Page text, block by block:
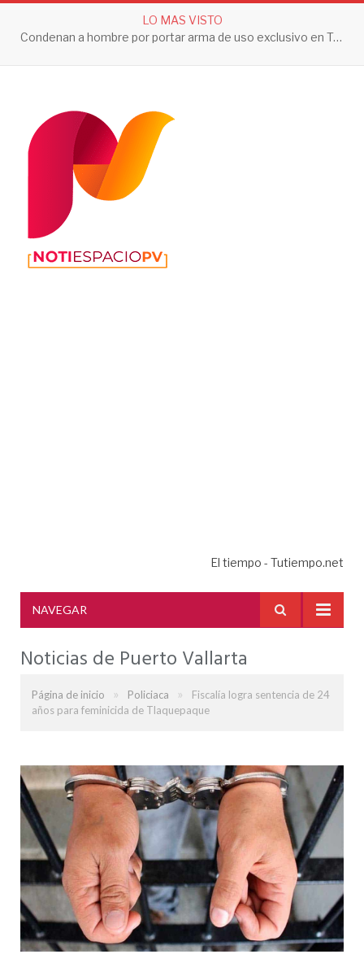
LO MAS VISTO
Condenan a hombre por portar arma de uso exclusivo en Tepic
El tiempo - Tutiempo.net
NAVEGAR
Noticias de Puerto Vallarta
Página de inicio » Policiaca »
Fiscalía logra sentencia de 24
años para feminicida de Tlaquepaque